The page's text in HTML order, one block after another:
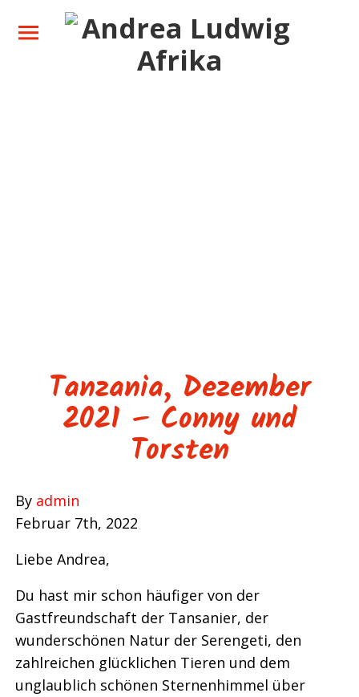
Ihre Safari
Tanzania, Dezember
2021 – Conny und
Torsten
By admin
Februar 7th, 2022
Liebe Andrea,
Du hast mir schon häufiger von der
Gastfreundschaft der Tansanier, der
wunderschönen Natur der Serengeti, den
zahlreichen glücklichen Tieren und dem
unglaublich schönen Sternenhimmel über